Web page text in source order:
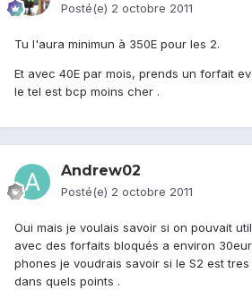
Posté(e) 2 octobre 2011
Tu l'aura minimun à 350E pour les 2.
Et avec 40E par mois, prends un forfait
le tel est bcp moins cher .
Andrew02
Posté(e) 2 octobre 2011
Oui mais je voulais savoir si on pouvait
avec des forfaits bloqués a environ
phones je voudrais savoir si le S2 est
dans quels points .